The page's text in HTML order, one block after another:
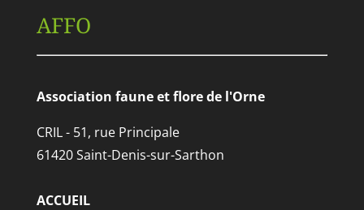
AFFO
Association faune et flore de l'Orne
CRIL - 51, rue Principale
61420 Saint-Denis-sur-Sarthon
ACCUEIL